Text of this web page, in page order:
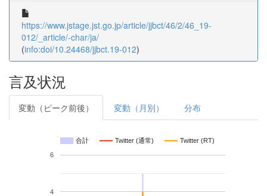
https://www.jstage.jst.go.jp/article/jjbct/46/2/46_19-
012/_article/-char/ja/
(info:doi/10.24468/jjbct.19-012)
言及状況
変動（ピーク前後） 変動（月別） 分布
合計 Twitter (通常) Twitter (RT)
4
6